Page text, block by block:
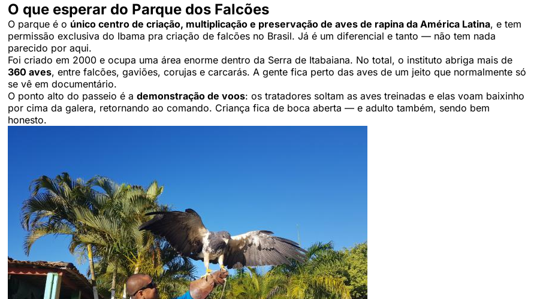
O que esperar do Parque dos Falcões
O parque é o único centro de criação, multiplicação e preservação de aves de rapina da América Latina, e tem
permissão exclusiva do Ibama pra criação de falcões no Brasil. Já é um diferencial e tanto — não tem nada
parecido por aqui.
Foi criado em 2000 e ocupa uma área enorme dentro da Serra de Itabaiana. No total, o instituto abriga mais de
360 aves, entre falcões, gaviões, corujas e carcarás. A gente fica perto das aves de um jeito que normalmente só
se vê em documentário.
O ponto alto do passeio é a demonstração de voos: os tratadores soltam as aves treinadas e elas voam baixinho
por cima da galera, retornando ao comando. Criança fica de boca aberta — e adulto também, sendo bem
honesto.